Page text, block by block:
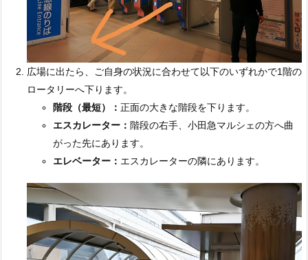
広場に出たら、ご自身の状況に合わせて以下のいずれかで1階の
ロータリーへ下ります。
階段（最短）：正面の大きな階段を下ります。
エスカレーター： 階段の右手、小田急マルシェの方へ曲
がった先にあります。
エレベーター： エスカレーターの隣にあります。